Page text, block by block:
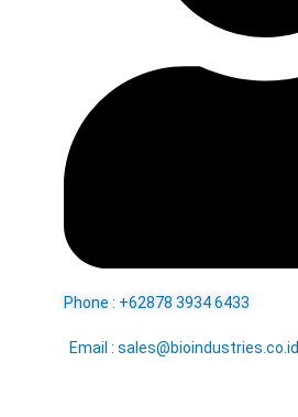
Phone : +62878 3934 6433
Email : sales@bioindustries.co.id